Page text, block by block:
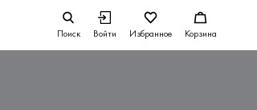
Поиск Войти Избранное Корзина